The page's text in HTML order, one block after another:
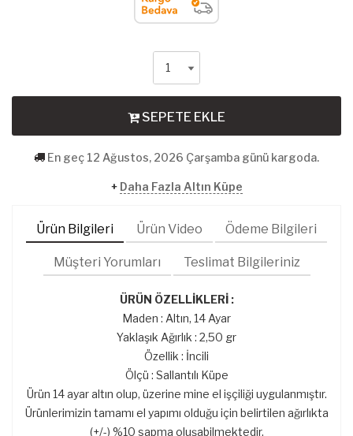
SEPETE EKLE
En geç 12 Ağustos, 2026 Çarşamba günü kargoda.
+ Daha Fazla Altın Küpe
Ürün Bilgileri Ürün Video Ödeme Bilgileri
Müşteri Yorumları Teslimat Bilgileriniz
ÜRÜN ÖZELLİKLERİ :
Maden : Altın, 14 Ayar
Yaklaşık Ağırlık : 2,50 gr
Özellik : İncili
Ölçü : Sallantılı Küpe
Ürün 14 ayar altın olup, üzerine mine el işçiliği uygulanmıştır.
Ürünlerimizin tamamı el yapımı olduğu için belirtilen ağırlıkta
(+/-) %10 sapma oluşabilmektedir.